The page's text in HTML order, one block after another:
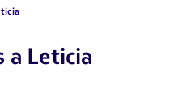
a Leticia